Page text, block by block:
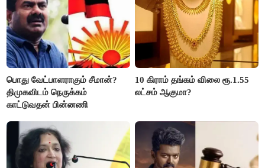
பொது வேட்பாளராகும் சீமான்?
திமுகவிடம் நெருக்கம்
காட்டுவதன் பின்னணி
10 கிராம் தங்கம் விலை ரூ.1.55
லட்சம் ஆகுமா?